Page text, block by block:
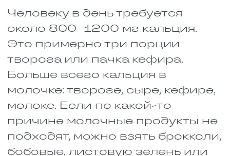
налегать на молочку без
солнца или прогулок
особого смысла нет.
Брокколи, шпинат, петрушка
и любая зелень. Это не
только кальций, но и
витамин К, который
восстанавливаться. Салаты
теперь должны быть на
столе каждый день, даже
Жирная рыба: скумбрия,
сардины, лосось,